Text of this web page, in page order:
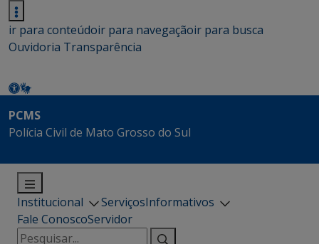
ir para conteúdoir para navegaçãoir para busca
Ouvidoria Transparência
PCMS
Polícia Civil de Mato Grosso do Sul
Institucional ServiçosInformativos
Fale ConoscoServidor
Pesquisar